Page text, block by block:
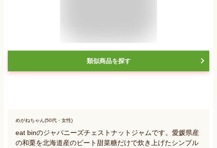
類似商品を探す
めがねちゃん(50代・女性)
eat binのジャパニーズチェストナットジャムです。愛媛県産
の和栗を北海道産のビート甜菜糖だけで炊き上げたシンプル